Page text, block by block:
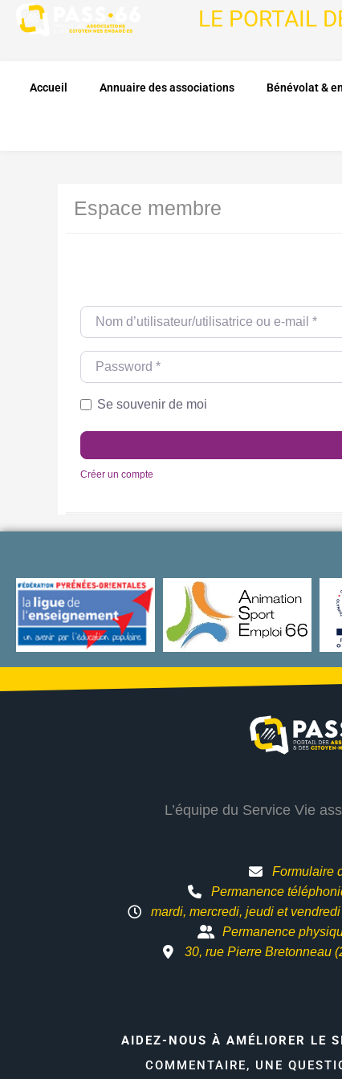
LE PORTAIL
Accueil Annuaire des associations Bénévolat &
Espace membre
Nom d’utilisateur/utilisatrice ou e-mail
Password
Se souvenir de moi
Créer un compte
L’équipe du Service Vie
Formulaire
Permanence
mardi, mercredi, jeudi et
Permanence
30, rue Pierre Bretonneau
AIDEZ-NOUS À AMÉLIORER LE
COMMENTAIRE, UNE